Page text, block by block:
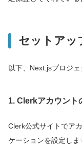
セットアッ
以下、Next.jsプロジ
1. Clerkアカウント
Clerk公式サイトでア
ケーションを設定しま